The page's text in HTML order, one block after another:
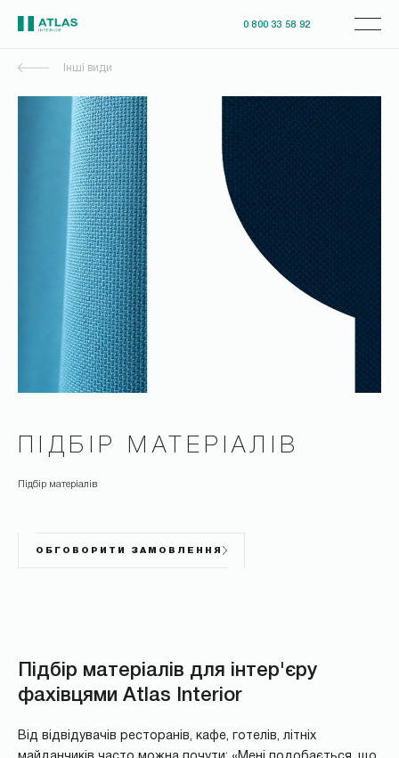
0 800 33 58 92
Інші види
ПІДБІР МАТЕРІАЛІВ
Підбір матеріалів
ОБГОВОРИТИ ЗАМОВЛЕННЯ
Підбір матеріалів для інтер'єру
фахівцями Atlas Interior
Від відвідувачів ресторанів, кафе, готелів, літніх
майданчиків часто можна почути: «Мені подобається, що